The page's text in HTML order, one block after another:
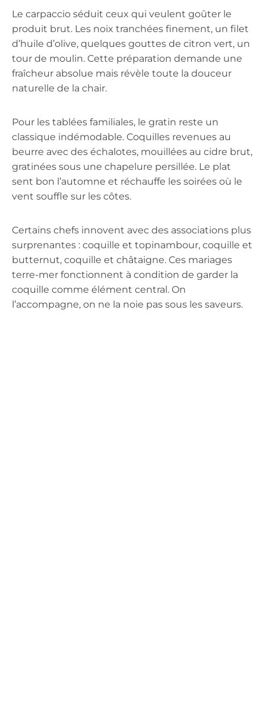
Le carpaccio séduit ceux qui veulent goûter le
produit brut. Les noix tranchées finement, un filet
d’huile d’olive, quelques gouttes de citron vert, un
tour de moulin. Cette préparation demande une
fraîcheur absolue mais révèle toute la douceur
naturelle de la chair.
Pour les tablées familiales, le gratin reste un
classique indémodable. Coquilles revenues au
beurre avec des échalotes, mouillées au cidre brut,
gratinées sous une chapelure persillée. Le plat
sent bon l’automne et réchauffe les soirées où le
vent souffle sur les côtes.
Certains chefs innovent avec des associations plus
surprenantes : coquille et topinambour, coquille et
butternut, coquille et châtaigne. Ces mariages
terre-mer fonctionnent à condition de garder la
coquille comme élément central. On
l’accompagne, on ne la noie pas sous les saveurs.